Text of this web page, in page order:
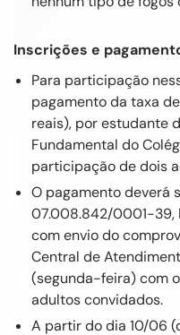
Inscrições e
Para participação
pagamento da taxa
reais), por estudante
Fundamental do
participação de dois
O pagamento deverá
07.008.842/0001-39,
com envio do
Central de
(segunda-feira) com
adultos convidados.
A partir do dia 10/06